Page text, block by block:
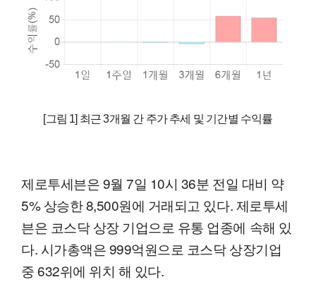
[그림 1] 최근 3개월 간 주가 추세 및 기간별 수익률
제로투세븐은 9월 7일 10시 36분 전일 대비 약
5% 상승한 8,500원에 거래되고 있다. 제로투세
븐은 코스닥 상장 기업으로 유통 업종에 속해 있
다. 시가총액은 999억원으로 코스닥 상장기업
중 632위에 위치 해 있다.